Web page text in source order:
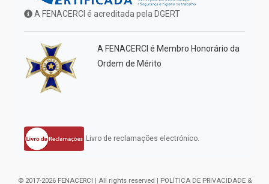
A FENACERCI é acreditada pela DGERT
A FENACERCI é Membro Honorário da
Ordem de Mérito
Livro de reclamações electrónico.
© 2017-2026 FENACERCI | All rights reserved | POLÍTICA DE PRIVACIDADE &